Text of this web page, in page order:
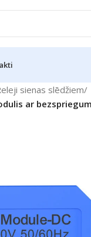
sienas slēdžiem/
ar